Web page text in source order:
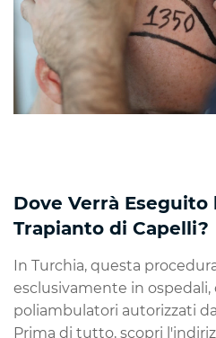
Dove Verrà
Trapianto di Capelli?
In Turchia, questa
esclusivamente in ospedali,
poliambulatori autorizzati
Prima di tutto, scopri